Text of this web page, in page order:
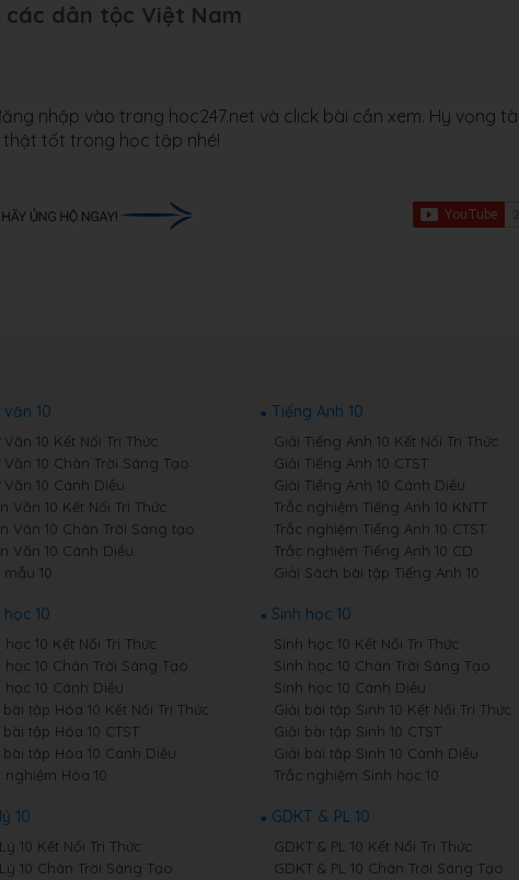
các dân tộc Việt Nam
nhập vào trang hoc247.net và click bài cần xem. Hy vọng
thật tốt trong học tập nhé!
văn 10
Văn 10 Kết Nối Tri Thức
Văn 10 Chân Trời Sáng Tạo
Văn 10 Cánh Diều
Văn 10 Kết Nối Tri Thức
Văn 10 Chân Trời Sáng tạo
Văn 10 Cánh Diều
mẫu 10
Tiếng Anh 10
Giải Tiếng Anh 10 Kết Nối Tri Thức
Giải Tiếng Anh 10 CTST
Giải Tiếng Anh 10 Cánh Diều
Trắc nghiệm Tiếng Anh 10 KNTT
Trắc nghiệm Tiếng Anh 10 CTST
Trắc nghiệm Tiếng Anh 10 CD
Giải Sách bài tập Tiếng Anh 10
10
học 10 Kết Nối Tri Thức
học 10 Chân Trời Sáng Tạo
học 10 Cánh Diều
bài tập Hóa 10 Kết Nối Tri Thức
bài tập Hóa 10 CTST
bài tập Hóa 10 Cánh Diều
nghiệm Hóa 10
Sinh học 10
Sinh học 10 Kết Nối Tri Thức
Sinh học 10 Chân Trời Sáng Tạo
Sinh học 10 Cánh Diều
Giải bài tập Sinh 10 Kết Nối Tri Thức
Giải bài tập Sinh 10 CTST
Giải bài tập Sinh 10 Cánh Diều
Trắc nghiệm Sinh học 10
10
10 Kết Nối Tri Thức
10 Chân Trời Sáng Tạo
GDKT & PL 10
GDKT & PL 10 Kết Nối Tri Thức
GDKT & PL 10 Chân Trời Sáng Tạo